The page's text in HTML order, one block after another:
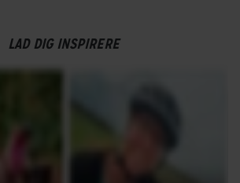
LAD DIG INSPIRERE